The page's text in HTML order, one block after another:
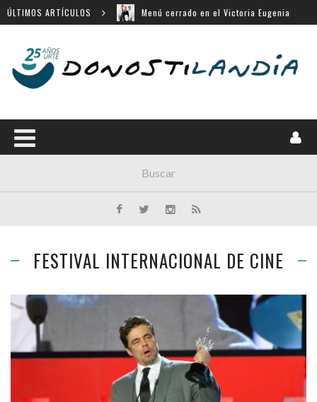
ÚLTIMOS ARTÍCULOS
Menú cerrado en el Victoria Eugenia
14 largometrajes para «New Directors»
San Sebastián
«Búnker», en Sección Oficial de Venecia
FESTIVAL INTERNACIONAL DE CINE